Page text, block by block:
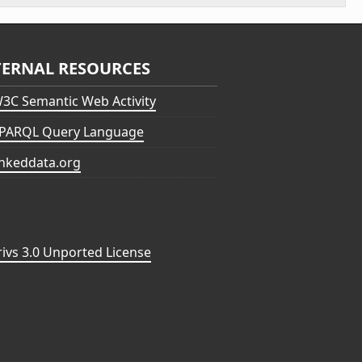
RESOURCES
Semantic Web Activity
Query Language
3.0 Unported License